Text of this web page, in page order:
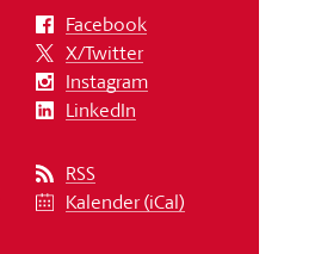
Facebook
X/Twitter
Instagram
LinkedIn
RSS
Kalender (iCal)